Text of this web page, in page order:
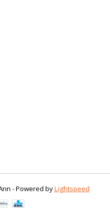
- Powered byLightspeed